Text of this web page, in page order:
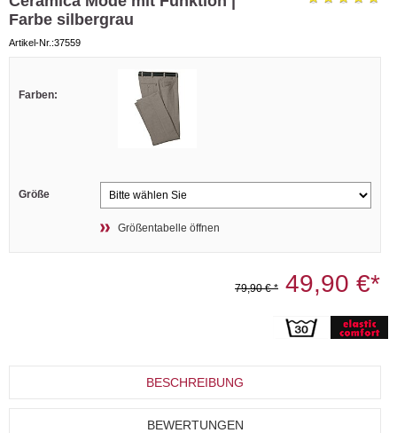
Farbe silbergrau
Artikel-Nr.:37559
Farben:
Größe
Größentabelle öffnen
79,90 € * 49,90 €*
BESCHREIBUNG
BEWERTUNGEN